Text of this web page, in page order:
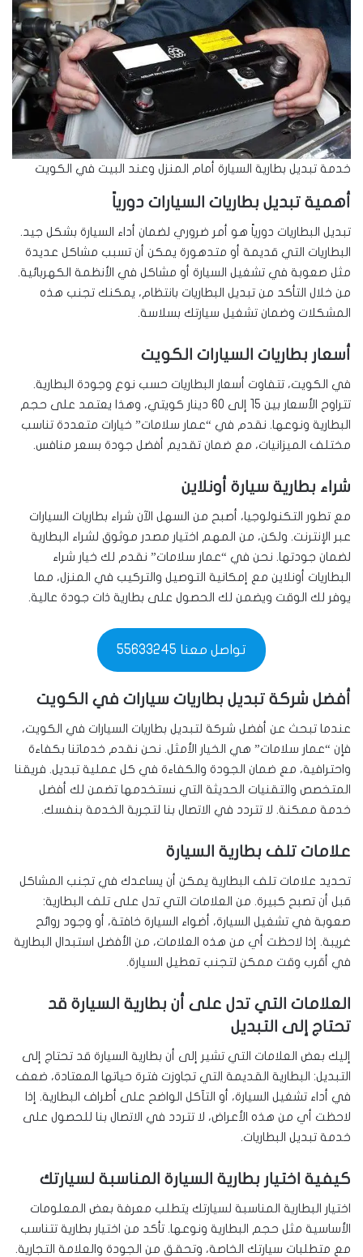
خدمة تبديل بطارية السيارة أمام المنزل وعند البيت في الكويت
أهمية تبديل بطاريات السيارات دورياً
تبديل البطاريات دورياً هو أمر ضروري لضمان أداء السيارة بشكل جيد.
البطاريات التي قديمة أو متدهورة يمكن أن تسبب مشاكل عديدة
مثل صعوبة في تشغيل السيارة أو مشاكل في الأنظمة الكهربائية.
من خلال التأكد من تبديل البطاريات بانتظام، يمكنك تجنب هذه
المشكلات وضمان تشغيل سيارتك بسلاسة.
أسعار بطاريات السيارات الكويت
في الكويت، تتفاوت أسعار البطاريات حسب نوع وجودة البطارية.
تتراوح الأسعار بين 15 إلى 60 دينار كويتي، وهذا يعتمد على حجم
البطارية ونوعها. نقدم في “عمار سلامات” خيارات متعددة تناسب
مختلف الميزانيات، مع ضمان تقديم أفضل جودة بسعر منافس.
شراء بطارية سيارة أونلاين
مع تطور التكنولوجيا، أصبح من السهل الآن شراء بطاريات السيارات
عبر الإنترنت. ولكن، من المهم اختيار مصدر موثوق لشراء البطارية
لضمان جودتها. نحن في “عمار سلامات” نقدم لك خيار شراء
البطاريات أونلاين مع إمكانية التوصيل والتركيب في المنزل، مما
يوفر لك الوقت ويضمن لك الحصول على بطارية ذات جودة عالية.
تواصل معنا 55633245
أفضل شركة تبديل بطاريات سيارات في الكويت
عندما تبحث عن أفضل شركة لتبديل بطاريات السيارات في الكويت،
فإن “عمار سلامات” هي الخيار الأمثل. نحن نقدم خدماتنا بكفاءة
واحترافية، مع ضمان الجودة والكفاءة في كل عملية تبديل. فريقنا
المتخصص والتقنيات الحديثة التي نستخدمها تضمن لك أفضل
خدمة ممكنة. لا تتردد في الاتصال بنا لتجربة الخدمة بنفسك.
علامات تلف بطارية السيارة
تحديد علامات تلف البطارية يمكن أن يساعدك في تجنب المشاكل
قبل أن تصبح كبيرة. من العلامات التي تدل على تلف البطارية:
صعوبة في تشغيل السيارة، أضواء السيارة خافتة، أو وجود روائح
غريبة. إذا لاحظت أي من هذه العلامات، من الأفضل استبدال البطارية
في أقرب وقت ممكن لتجنب تعطيل السيارة.
العلامات التي تدل على أن بطارية السيارة قد
تحتاج إلى التبديل
إليك بعض العلامات التي تشير إلى أن بطارية السيارة قد تحتاج إلى
التبديل: البطارية القديمة التي تجاوزت فترة حياتها المعتادة، ضعف
في أداء تشغيل السيارة، أو التآكل الواضح على أطراف البطارية. إذا
لاحظت أي من هذه الأعراض، لا تتردد في الاتصال بنا للحصول على
خدمة تبديل البطاريات.
كيفية اختيار بطارية السيارة المناسبة لسيارتك
اختيار البطارية المناسبة لسيارتك يتطلب معرفة بعض المعلومات
الأساسية مثل حجم البطارية ونوعها. تأكد من اختيار بطارية تتناسب
مع متطلبات سيارتك الخاصة، وتحقق من الجودة والعلامة التجارية.